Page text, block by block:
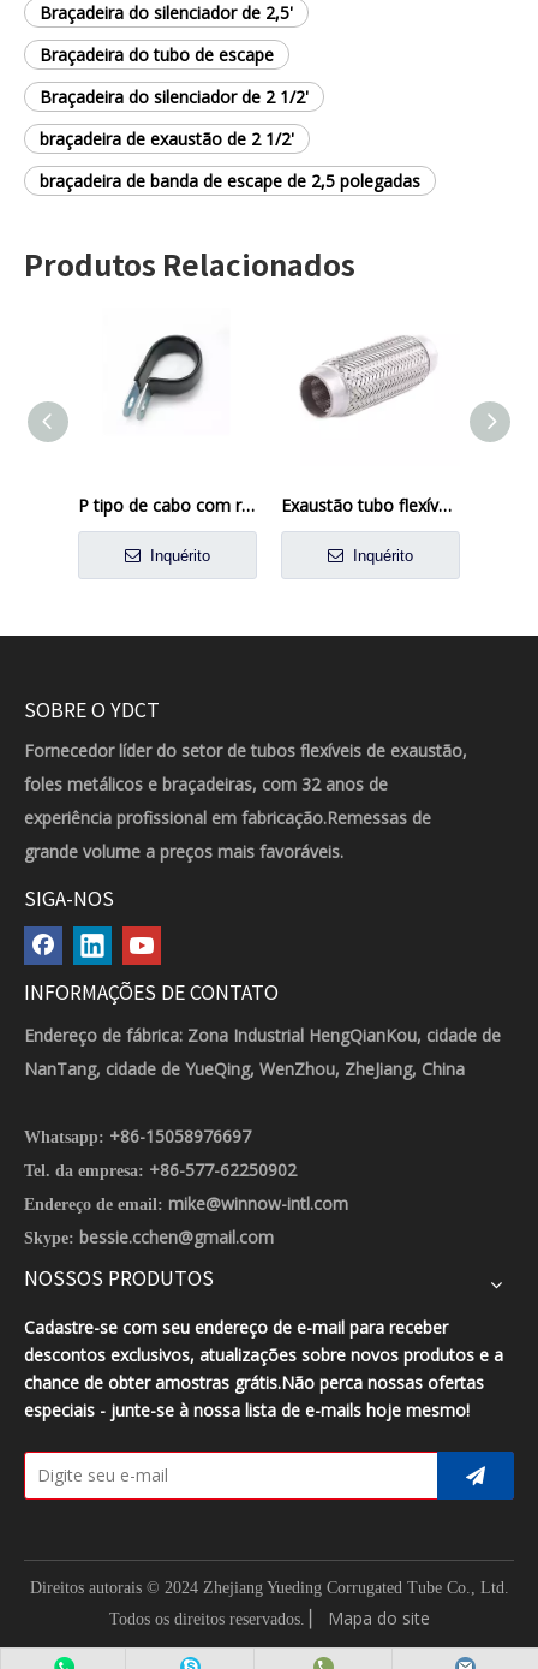
Braçadeira do silenciador de 2,5'
Braçadeira do tubo de escape
Braçadeira do silenciador de 2 1/2'
braçadeira de exaustão de 2 1/2'
braçadeira de banda de escape de 2,5 polegadas
Produtos Relacionados
P tipo de cabo com revestimento de PVC do tipo pvc atacadista
Inquérito
Exaustão tubo flexível com internaidia
Inquérito
SOBRE O YDCT
Fornecedor líder do setor de tubos flexíveis de exaustão,
foles metálicos e braçadeiras, com 32 anos de
experiência profissional em fabricação.Remessas de
grande volume a preços mais favoráveis.
SIGA-NOS
INFORMAÇÕES DE CONTATO
Endereço de fábrica: Zona Industrial HengQianKou, cidade de
NanTang, cidade de YueQing, WenZhou, ZheJiang, China
Whatsapp: +86-15058976697
Tel. da empresa: +86-577-62250902
Endereço de email: mike@winnow-intl.com
Skype: bessie.cchen@gmail.com
NOSSOS PRODUTOS
Cadastre-se com seu endereço de e-mail para receber
descontos exclusivos, atualizações sobre novos produtos e a
chance de obter amostras grátis.Não perca nossas ofertas
especiais - junte-se à nossa lista de e-mails hoje mesmo!
Direitos autorais © 2024 Zhejiang Yueding Corrugated Tube Co., Ltd.
Todos os direitos reservados.
Mapa do site